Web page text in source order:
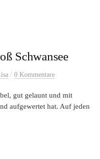
Schwansee
/ 0 Kommentare
gut gelaunt und mit
aufgewertet hat. Auf jeden